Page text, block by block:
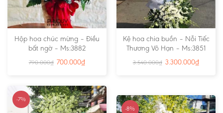
Hộp hoa chúc mừng – Điều
bất ngờ – Ms:3882
790.000₫ 700.000₫
Kệ hoa chia buồn – Nỗi Tiếc
Thương Vô Hạn – Ms:3851
3.540.000₫ 3.300.000₫
-7%
-8%